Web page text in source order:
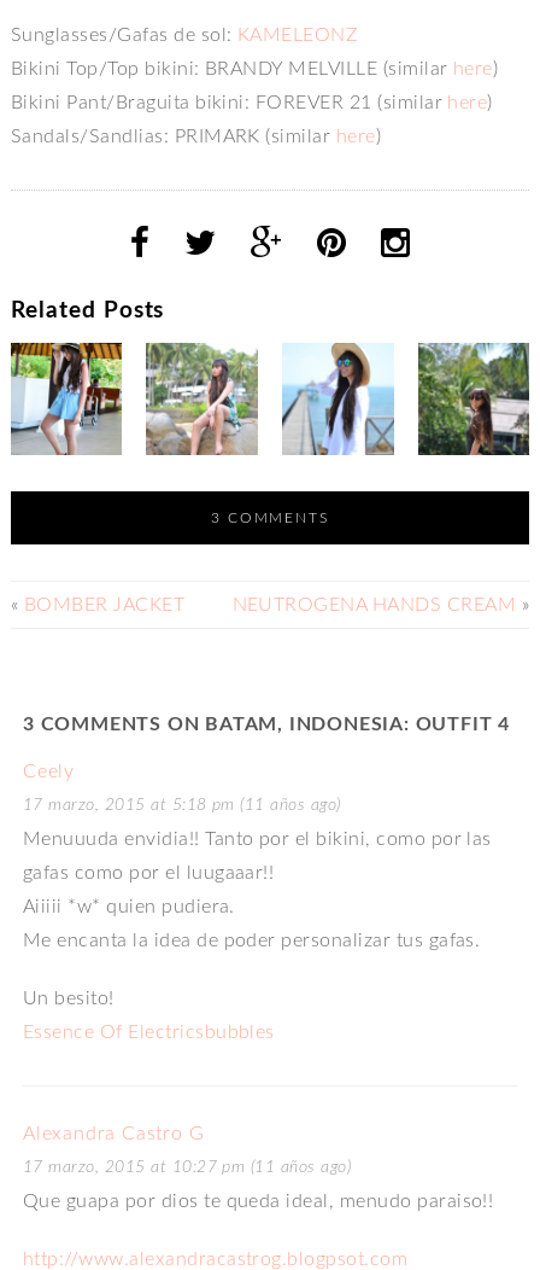
Sunglasses/Gafas de sol: KAMELEONZ
Bikini Top/Top bikini: BRANDY MELVILLE (similar here)
Bikini Pant/Braguita bikini: FOREVER 21 (similar here)
Sandals/Sandlias: PRIMARK (similar here)
Related Posts
3 COMMENTS
« BOMBER JACKET NEUTROGENA HANDS CREAM »
3 COMMENTS ON BATAM, INDONESIA: OUTFIT 4
Ceely
17 marzo, 2015 at 5:18 pm (11 años ago)
Menuuuda envidia!! Tanto por el bikini, como por las
gafas como por el luugaaar!!
Aiiiii *w* quien pudiera.
Me encanta la idea de poder personalizar tus gafas.
Un besito!
Essence Of Electricsbubbles
Alexandra Castro G
17 marzo, 2015 at 10:27 pm (11 años ago)
Que guapa por dios te queda ideal, menudo paraiso!!
http://www.alexandracastrog.blogpsot.com